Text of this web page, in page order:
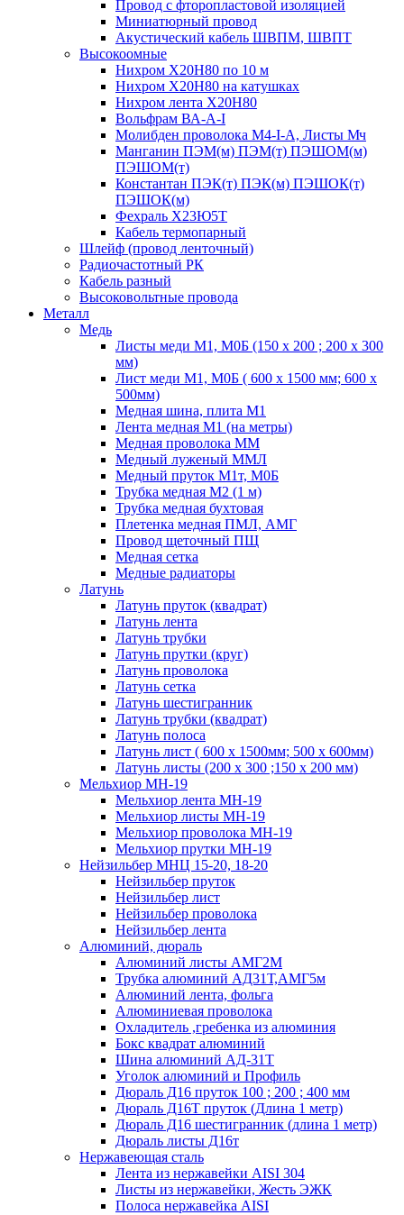
Провод с фторопластовой изоляцией
Миниатюрный провод
Акустический кабель ШВПМ, ШВПТ
Высокоомные
Нихром Х20Н80 по 10 м
Нихром Х20Н80 на катушках
Нихром лента Х20Н80
Вольфрам ВА-А-I
Молибден проволока М4-I-А, Листы Мч
Манганин ПЭМ(м) ПЭМ(т) ПЭШОМ(м)
ПЭШОМ(т)
Константан ПЭК(т) ПЭК(м) ПЭШОК(т)
ПЭШОК(м)
Фехраль Х23Ю5Т
Кабель термопарный
Шлейф (провод ленточный)
Радиочастотный РК
Кабель разный
Высоковольтные провода
Металл
Медь
Листы меди М1, М0Б (150 х 200 ; 200 х 300
мм)
Лист меди М1, М0Б ( 600 х 1500 мм; 600 х
500мм)
Медная шина, плита М1
Лента медная М1 (на метры)
Медная проволока ММ
Медный луженый ММЛ
Медный пруток М1т, М0Б
Трубка медная М2 (1 м)
Трубка медная бухтовая
Плетенка медная ПМЛ, АМГ
Провод щеточный ПЩ
Медная сетка
Медные радиаторы
Латунь
Латунь пруток (квадрат)
Латунь лента
Латунь трубки
Латунь прутки (круг)
Латунь проволока
Латунь сетка
Латунь шестигранник
Латунь трубки (квадрат)
Латунь полоса
Латунь лист ( 600 х 1500мм; 500 х 600мм)
Латунь листы (200 х 300 ;150 х 200 мм)
Мельхиор МН-19
Мельхиор лента МН-19
Мельхиор листы МН-19
Мельхиор проволока МН-19
Мельхиор прутки МН-19
Нейзильбер МНЦ 15-20, 18-20
Нейзильбер пруток
Нейзильбер лист
Нейзильбер проволока
Нейзильбер лента
Алюминий, дюраль
Алюминий листы АМГ2М
Трубка алюминий АД31Т,АМГ5м
Алюминий лента, фольга
Алюминиевая проволока
Охладитель ,гребенка из алюминия
Бокс квадрат алюминий
Шина алюминий АД-31Т
Уголок алюминий и Профиль
Дюраль Д16 пруток 100 ; 200 ; 400 мм
Дюраль Д16Т пруток (Длина 1 метр)
Дюраль Д16 шестигранник (длина 1 метр)
Дюраль листы Д16т
Нержавеющая сталь
Лента из нержавейки AISI 304
Листы из нержавейки, Жесть ЭЖК
Полоса нержавейка АISI